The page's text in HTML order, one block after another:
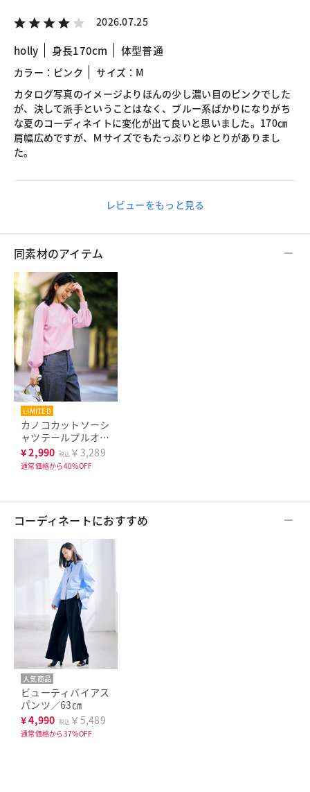
2026.07.25
holly 身長170cm 体型普通
カラー：ピンク
サイズ：M
カタログ写真のイメージよりほんの少し濃い目のピンクでした
が、決して派手ということはなく、ブルー系ばかりになりがち
な夏のコーディネイトに変化が出て良いと思いました。170㎝
肩幅広めですが、Ｍサイズでもたっぷりとゆとりがありまし
た。
レビューをもっと見る
同素材のアイテム
LIMITED
カノコカットソーシ
ャツテールプルオー
バー
¥2,990 税込 ￥3,289
通常価格から40%OFF
コーディネートにおすすめ
人気商品
ビューティバイアス
パンツ／63㎝
¥4,990 税込 ￥5,489
通常価格から37%OFF